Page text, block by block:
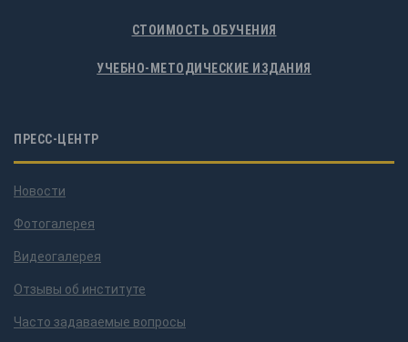
СТОИМОСТЬ ОБУЧЕНИЯ
УЧЕБНО-МЕТОДИЧЕСКИЕ ИЗДАНИЯ
ПРЕСС-ЦЕНТР
Новости
Фотогалерея
Видеогалерея
Отзывы об институте
Часто задаваемые вопросы